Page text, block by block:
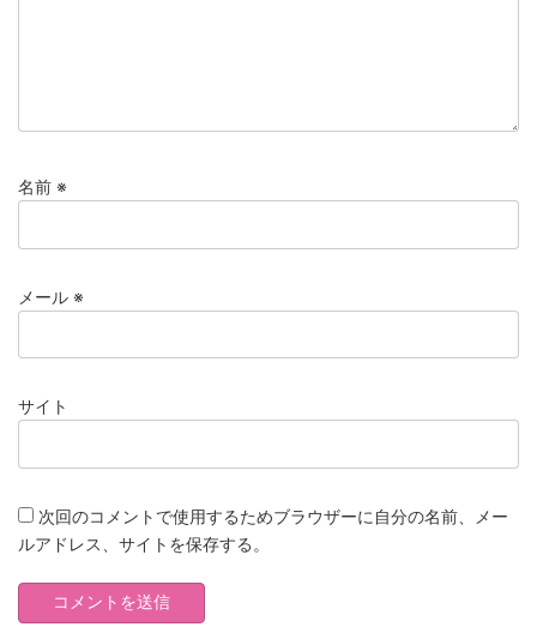
名前 ※
メール ※
サイト
次回のコメントで使用するためブラウザーに自分の名前、メー
ルアドレス、サイトを保存する。